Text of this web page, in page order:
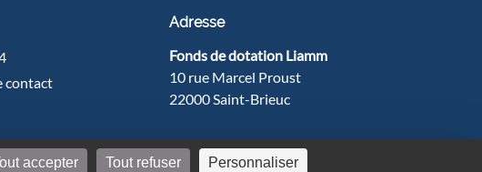
contact
Adresse
Fonds de dotation Liamm
10 rue Marcel Proust
22000 Saint-Brieuc
– Bretagne | Design Genious Interactive
accepter Tout refuser Personnaliser